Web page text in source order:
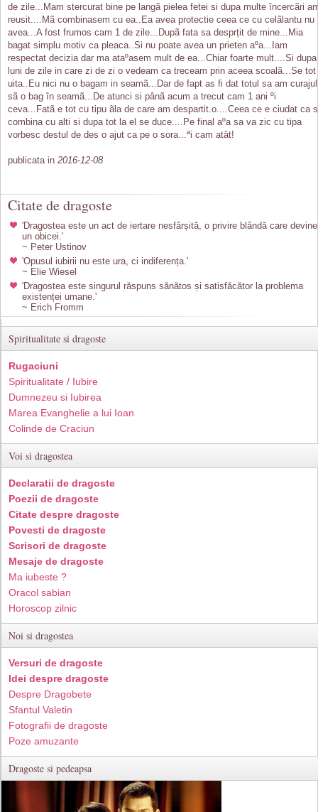
de zile...Mam stercurat bine pe langã pielea fetei si dupa multe încercãri
reusit....Mã combinasem cu ea..Ea avea protectie ceea ce cu celãlantu nu
avea...A fost frumos cam 1 de zile...Dupã fata sa desprțit de mine...Mia
bagat simplu motiv ca pleaca..Si nu poate avea un prieten aºa...Iam
respectat decizia dar ma ataºasem mult de ea...Chiar foarte mult....Si dupa
luni de zile in care zi de zi o vedeam ca treceam prin aceea scoalã...Se tot
uita..Eu nici nu o bagam in seamã...Dar de fapt as fi dat totul sa am curajul
sã o bag în seamã...De atunci si pânã acum a trecut cam 1 ani ºi
ceva...Fatã e tot cu tipu ãla de care am despartit.o....Ceea ce e ciudat ca
combina cu alti si dupa tot la el se duce....Pe final aºa sa va zic cu tipa
vorbesc destul de des o ajut ca pe o sora...ªi cam atât!
publicata in 2016-12-08
Citate de dragoste
'Dragostea este un act de iertare nesfârșită, o privire blândă care devine
un obicei.'
~ Peter Ustinov
'Opusul iubirii nu este ura, ci indiferența.'
~ Elie Wiesel
'Dragostea este singurul răspuns sănătos și satisfăcător la problema
existenței umane.'
~ Erich Fromm
Spiritualitate si dragoste
Rugaciuni
Spiritualitate / Iubire
Dumnezeu si Iubirea
Marea Evanghelie a lui Ioan
Colinde de Craciun
Voi si dragostea
Declaratii de dragoste
Poezii de dragoste
Citate despre dragoste
Povesti de dragoste
Scrisori de dragoste
Mesaje de dragoste
Ma iubeste ?
Oracol sabian
Horoscop zilnic
Noi si dragostea
Versuri de dragoste
Idei despre dragoste
Despre Dragobete
Sfantul Valetin
Fotografii de dragoste
Poze amuzante
Dragoste si pedeapsa